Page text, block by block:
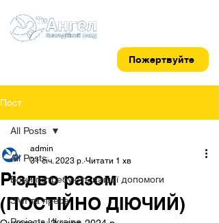
Пожертвуйте
Пост
All Posts
Вони потребують вашої допомоги
ЗМІ та преса
All Posts
Різдво разом
(ПОСТІЙНО ДІЮЧИЙ)
admin
31 січ. 2023 р. Читати 1 хв